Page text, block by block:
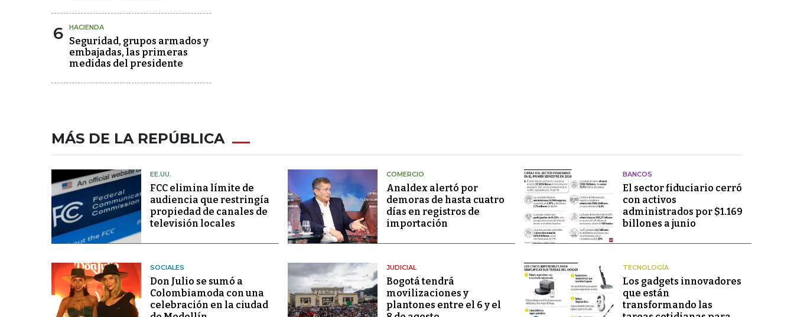
6 HACIENDA
Seguridad, grupos armados y
embajadas, las primeras
medidas del presidente
MÁS DE LA REPÚBLICA
EE.UU.
FCC elimina límite de
audiencia que restringía
propiedad de canales de
televisión locales
COMERCIO
Analdex alertó por
demoras de hasta cuatro
días en registros de
importación
BANCOS
El sector fiduciario cerró
con activos
administrados por $1.169
billones a junio
SOCIALES
Don Julio se sumó a
Colombiamoda con una
celebración en la ciudad
JUDICIAL
Bogotá tendrá
movilizaciones y
plantones entre el 6 y el
TECNOLOGÍA
Los gadgets innovadores
que están
transformando las